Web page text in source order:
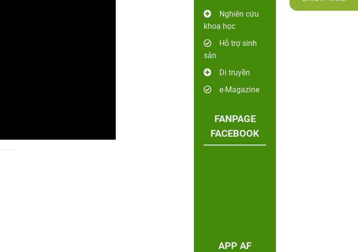
Nghiên cứu
khoa học
Hỗ trợ sinh
sản
Di truyền
e-Magazine
FANPAGE
FACEBOOK
APP AF